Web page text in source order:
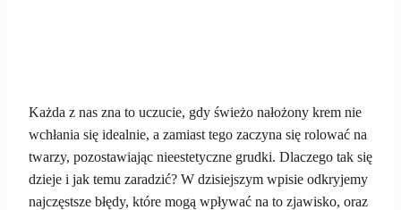
Każda z nas zna to uczucie, gdy świeżo nałożony krem nie
wchłania się idealnie, a zamiast tego zaczyna się rolować na
twarzy, pozostawiając nieestetyczne grudki. Dlaczego tak się
dzieje i jak temu zaradzić? W dzisiejszym wpisie odkryjemy
najczęstsze błędy, które mogą wpływać na to zjawisko, oraz